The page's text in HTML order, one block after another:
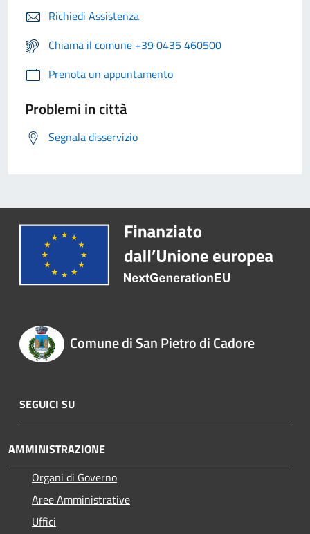
Richiedi Assistenza
Chiama il comune +39 0435 460500
Prenota un appuntamento
Problemi in città
Segnala disservizio
Comune di San Pietro di Cadore
SEGUICI SU
AMMINISTRAZIONE
Organi di Governo
Aree Amministrative
Uffici